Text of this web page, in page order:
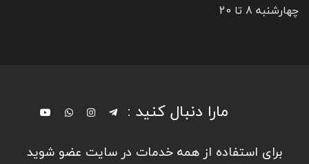
چهارشنبه 8 تا 20
مارا دنبال کنید :
برای استفاده از همه خدمات در سایت عضو شوید